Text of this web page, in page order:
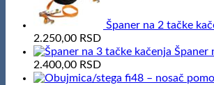
Španer na 2 tačke
2.250,00 RSD
Španer
2.400,00 RSD